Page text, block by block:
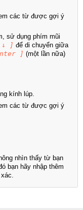
các từ được gợi ý
sử dụng phím mũi
] để di chuyển giữa
] (một lần nữa)
kính lúp.
các từ được gợi ý
nhìn thấy từ bạn
bạn hãy nhập thêm